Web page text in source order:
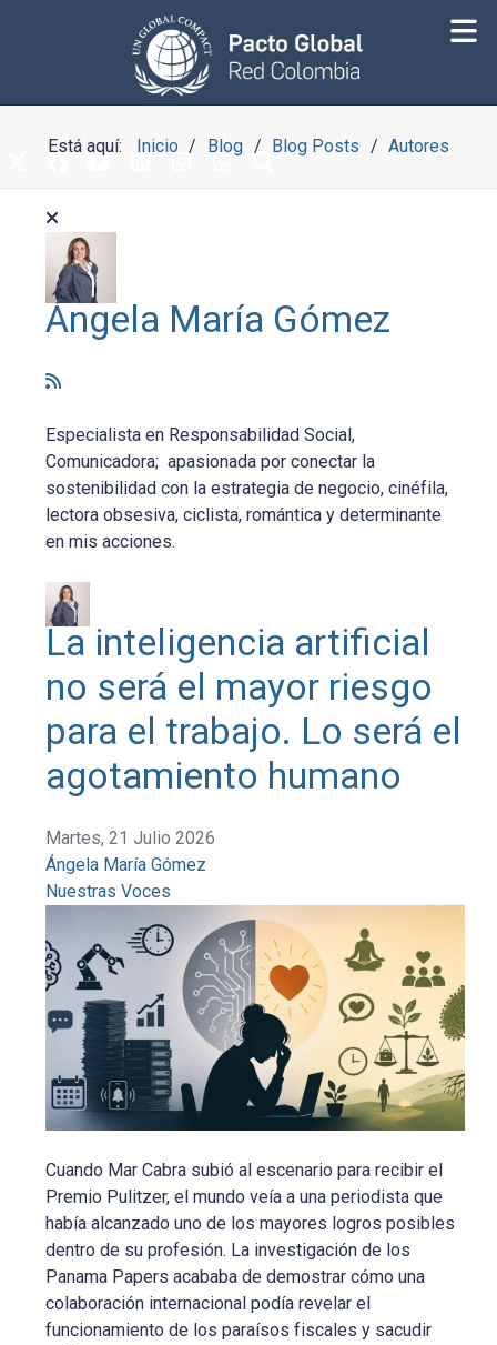
Está aquí: Inicio Blog Blog Posts Autores
Ángela María Gómez
Especialista en Responsabilidad Social,
Comunicadora; apasionada por conectar la
sostenibilidad con la estrategia de negocio, cinéfila,
lectora obsesiva, ciclista, romántica y determinante
en mis acciones.
La inteligencia artificial
no será el mayor riesgo
para el trabajo. Lo será el
agotamiento humano
Martes, 21 Julio 2026
Ángela María Gómez
Nuestras Voces
Cuando Mar Cabra subió al escenario para recibir el
Premio Pulitzer, el mundo veía a una periodista que
había alcanzado uno de los mayores logros posibles
dentro de su profesión. La investigación de los
Panama Papers acababa de demostrar cómo una
colaboración internacional podía revelar el
funcionamiento de los paraísos fiscales y sacudir